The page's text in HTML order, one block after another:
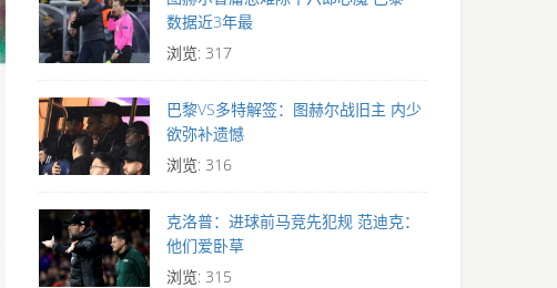
数据近3年最
浏览: 317
巴黎VS多特解签：图赫尔战旧主 内少
欲弥补遗憾
浏览: 316
克洛普：进球前马竞先犯规 范迪克：
他们爱卧草
浏览: 315